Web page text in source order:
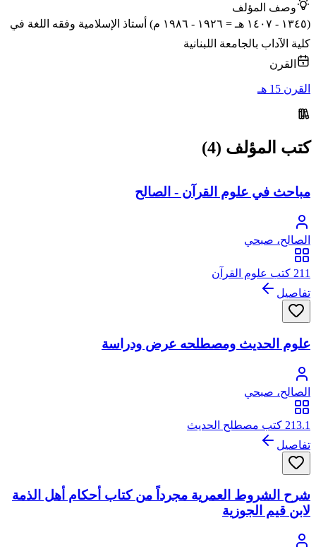
وصف المؤلف
(١٣٤٥ - ١٤٠٧ هـ = ١٩٢٦ - ١٩٨٦ م) أستاذ الإسلامية وفقه اللغة في
كلية الآداب بالجامعة اللبنانية
القرن
القرن 15 هـ
كتب المؤلف (4)
مباحث في علوم القرآن - الصالح
الصالح، صبحي
211 كتب علوم القرآن
تفاصيل
علوم الحديث ومصطلحه عرض ودراسة
الصالح، صبحي
213.1 كتب مصطلح الحديث
تفاصيل
شرح الشروط العمرية مجرداً من كتاب أحكام أهل الذمة
لابن قيم الجوزية